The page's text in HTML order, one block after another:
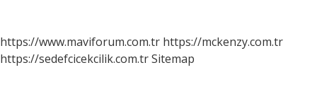
https://www.maviforum.com.tr https://mckenzy.com.tr
https://sedefcicekcilik.com.trSitemap